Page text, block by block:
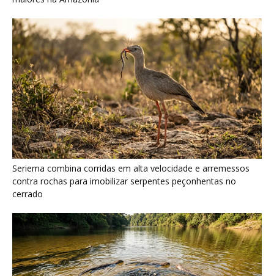
Ariranha sincroniza caça coletiva com vocalização subaquática
e cerca cardumes em rios rasos da Amazônia